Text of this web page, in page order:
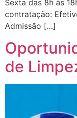
Sexta das 8h às
contratação:
Admissão […]
de